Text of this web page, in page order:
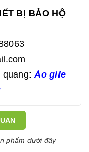
BỊ BẢO HỘ
quang:Áo gile
phẩm dưới đây